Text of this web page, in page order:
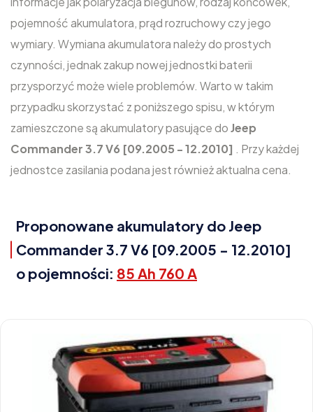
pojemność akumulatora, prąd rozruchowy czy jego
wymiary. Wymiana akumulatora należy do prostych
czynności, jednak zakup nowej jednostki baterii
przysporzyć może wiele problemów. Warto w takim
przypadku skorzystać z poniższego spisu, w którym
zamieszczone są akumulatory pasujące doJeep
Commander 3.7 V6 [09.2005 - 12.2010] . Przy każdej
jednostce zasilania podana jest również aktualna cena.
Proponowane akumulatory do Jeep
Commander 3.7 V6 [09.2005 - 12.2010]
o pojemności: 85 Ah 760 A